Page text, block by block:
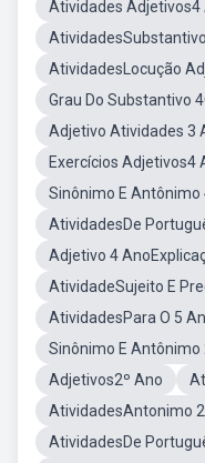
Atividades Adjetivos4
AtividadesLocução
Grau Do Substantivo
Adjetivo Atividades 3
Exercícios Adjetivos4
Sinônimo E
AtividadesDe
Adjetivo 4
AtividadeSujeito E
AtividadesPara O 5
Sinônimo E
Adjetivos2º Ano
AtividadesAntonimo
AtividadesDe